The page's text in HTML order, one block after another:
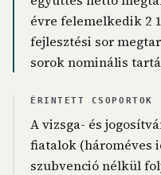
évre felemelkedik 2
fejlesztési sor
sorok nominális
ÉRINTETT CSOPORTOK
A vizsga- és
fiatalok (hároméves
szubvenció nélkül